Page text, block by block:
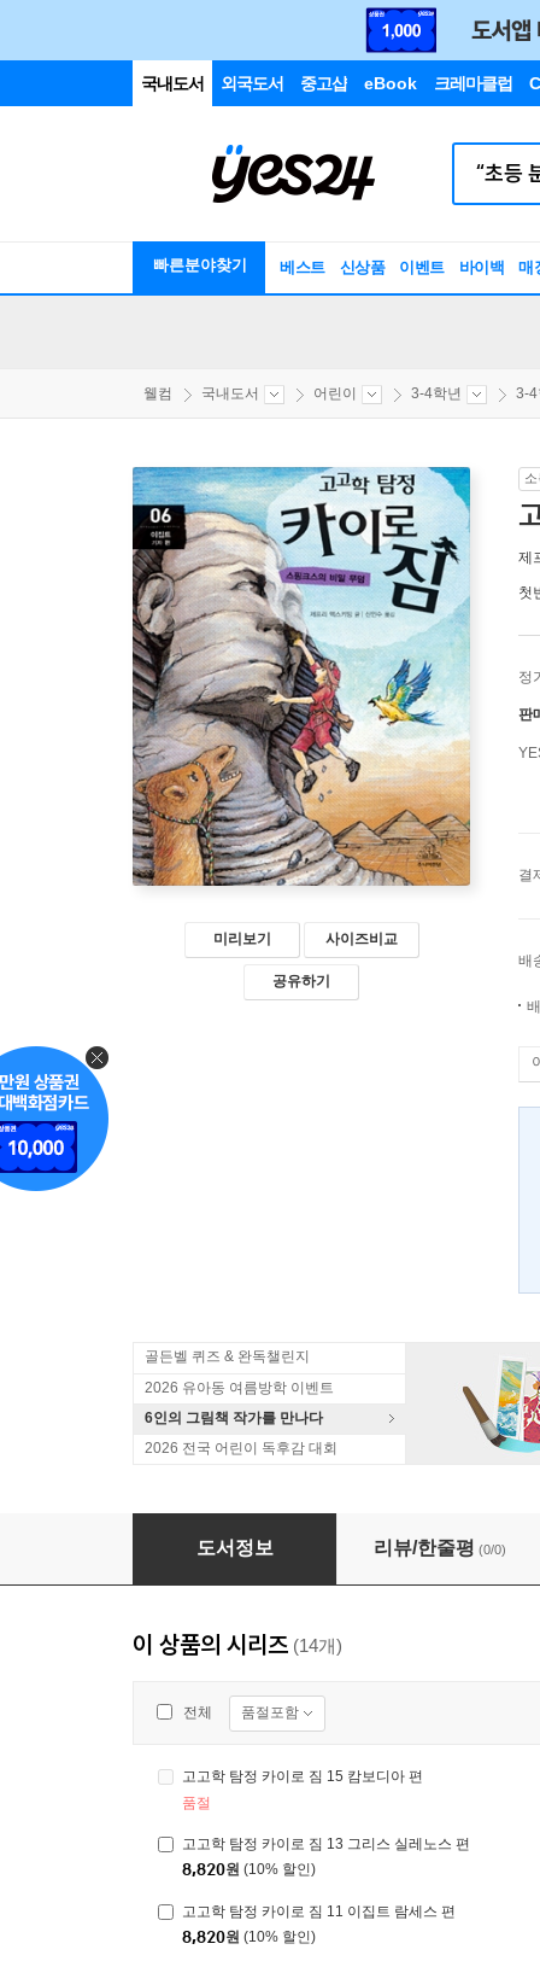
국내도서 외국도서 중고샵 eBook 크레마클럽
빠른분야찾기 베스트 신상품 이벤트 바이백 매
웰컴 국내도서 어린이 3-4학년 3-4
미리보기 사이즈비교
공유하기
제
첫
정
판
결
배
골든벨 퀴즈 & 완독챌린지
2026 유아동 여름방학 이벤트
6인의 그림책 작가를 만나다
2026 전국 어린이 독후감 대회
고고학 탐정 카이로 짐 6 이집트 기자 편
도서정보 리뷰/한줄평 (0/0)
이 상품의 시리즈 (14개)
전체 품절포함
고고학 탐정 카이로 짐 15 캄보디아 편
품절
고고학 탐정 카이로 짐 13 그리스 실레노스 편
8,820원 (10% 할인)
고고학 탐정 카이로 짐 11 이집트 람세스 편
8,820원 (10% 할인)